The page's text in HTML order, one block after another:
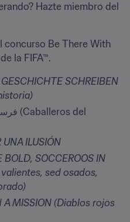
concurso Be There With
la FIFA™.
SCHREIBEN
UNA ILUSIÓN
BOLD, SOCCEROOS IN
valientes, sed osados,
A MISSION (Diablos rojos